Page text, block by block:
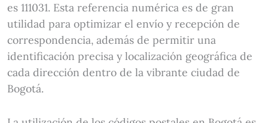
es 111031. Esta referencia numérica es de gran
utilidad para optimizar el envío y recepción de
correspondencia, además de permitir una
identificación precisa y localización geográfica de
cada dirección dentro de la vibrante ciudad de
Bogotá.